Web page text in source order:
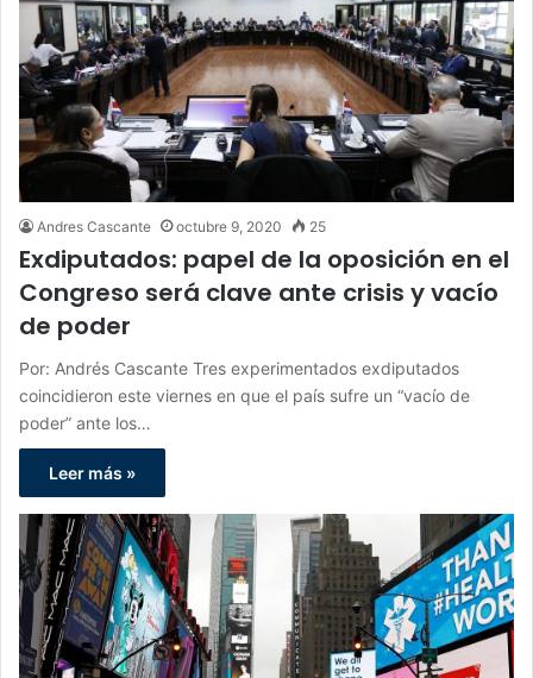
Andres Cascante octubre 9, 2020 25
Exdiputados: papel de la oposición en el
Congreso será clave ante crisis y vacío
de poder
Por: Andrés Cascante Tres experimentados exdiputados
coincidieron este viernes en que el país sufre un “vacío de
poder” ante los…
Leer más »